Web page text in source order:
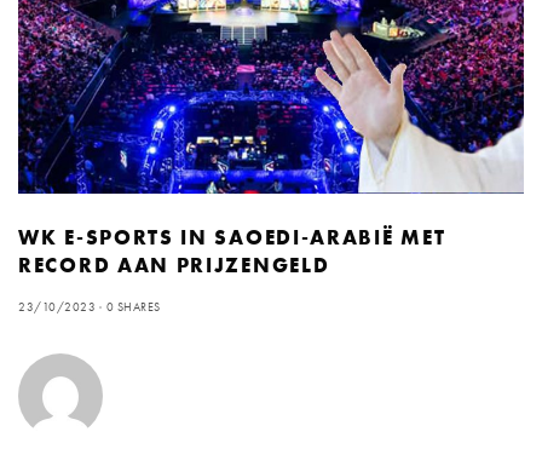
WK E-SPORTS IN SAOEDI-ARABIË MET
RECORD AAN PRIJZENGELD
23/10/2023 0 SHARES